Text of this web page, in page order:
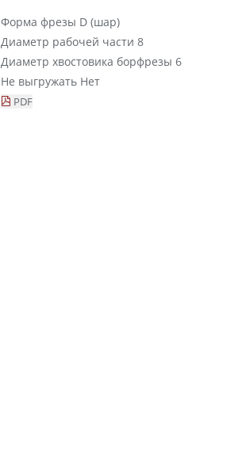
Форма фрезы D (шар)
Диаметр рабочей части 8
Диаметр хвостовика борфрезы 6
Не выгружать Нет
PDF